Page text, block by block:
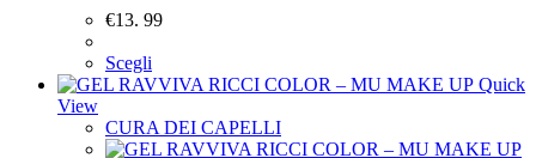
€13. 99
Scegli
Quick
View
CURA DEI CAPELLI